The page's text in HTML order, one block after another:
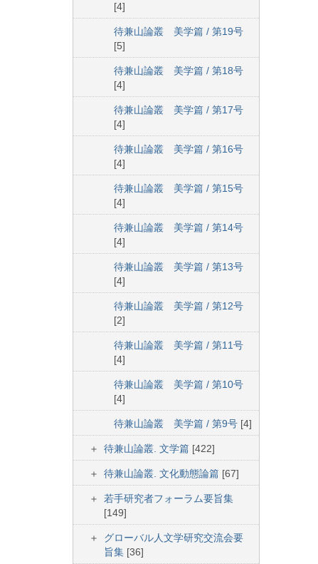
[4]
待兼山論叢 美学篇 / 第19号
[5]
待兼山論叢 美学篇 / 第18号
[4]
待兼山論叢 美学篇 / 第17号
[4]
待兼山論叢 美学篇 / 第16号
[4]
待兼山論叢 美学篇 / 第15号
[4]
待兼山論叢 美学篇 / 第14号
[4]
待兼山論叢 美学篇 / 第13号
[4]
待兼山論叢 美学篇 / 第12号
[2]
待兼山論叢 美学篇 / 第11号
[4]
待兼山論叢 美学篇 / 第10号
[4]
待兼山論叢 美学篇 / 第9号 [4]
待兼山論叢. 文学篇 [422]
待兼山論叢. 文化動態論篇 [67]
若手研究者フォーラム要旨集
[149]
グローバル人文学研究交流会要
旨集 [36]